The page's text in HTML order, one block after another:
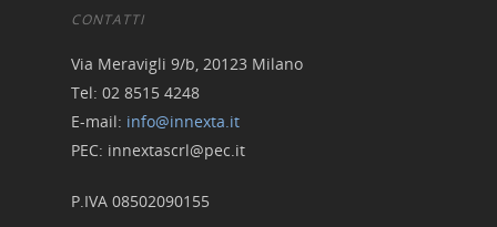
CONTATTI
Via Meravigli 9/b, 20123 Milano
Tel: 02 8515 4248
E-mail: info@innexta.it
PEC: innextascrl@pec.it
P.IVA 08502090155